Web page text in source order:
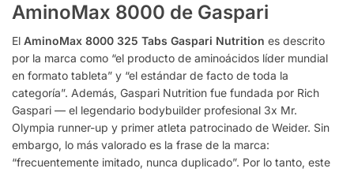
AminoMax 8000 de Gaspari
El AminoMax 8000 325 Tabs Gaspari Nutrition es descrito
por la marca como “el producto de aminoácidos líder mundial
en formato tableta” y “el estándar de facto de toda la
categoría”. Además, Gaspari Nutrition fue fundada por Rich
Gaspari — el legendario bodybuilder profesional 3x Mr.
Olympia runner-up y primer atleta patrocinado de Weider. Sin
embargo, lo más valorado es la frase de la marca:
“frecuentemente imitado, nunca duplicado”. Por lo tanto, este